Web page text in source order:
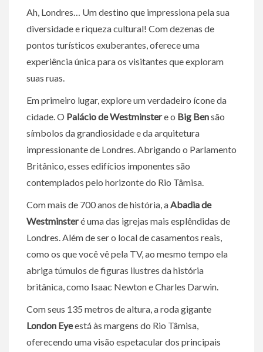
Ah, Londres… Um destino que impressiona pela sua
diversidade e riqueza cultural! Com dezenas de
pontos turísticos exuberantes, oferece uma
experiência única para os visitantes que exploram
suas ruas.
Em primeiro lugar, explore um verdadeiro ícone da
cidade. O Palácio de Westminstere o Big Bensão
símbolos da grandiosidade e da arquitetura
impressionante de Londres. Abrigando o Parlamento
Britânico, esses edifícios imponentes são
contemplados pelo horizonte do Rio Tâmisa.
Com mais de 700 anos de história, aAbadia de
Westminsteré uma das igrejas mais esplêndidas de
Londres. Além de ser o local de casamentos reais,
como os que você vê pela TV, ao mesmo tempo ela
abriga túmulos de figuras ilustres da história
britânica, como Isaac Newton e Charles Darwin.
Com seus 135 metros de altura, a roda gigante
London Eyeestá às margens do Rio Tâmisa,
oferecendo uma visão espetacular dos principais